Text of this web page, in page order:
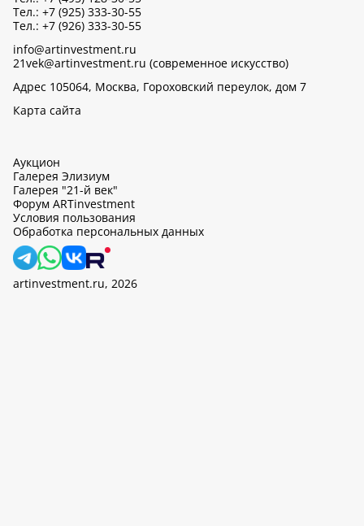
Тел.: +7 (925) 333-30-55
Тел.: +7 (926) 333-30-55
info@artinvestment.ru
21vek@artinvestment.ru (современное искусство)
Адрес 105064, Москва, Гороховский переулок, дом 7
Карта сайта
Аукцион
Галерея Элизиум
Галерея "21-й век"
Форум ARTinvestment
Условия пользования
Обработка персональных данных
artinvestment.ru, 2026